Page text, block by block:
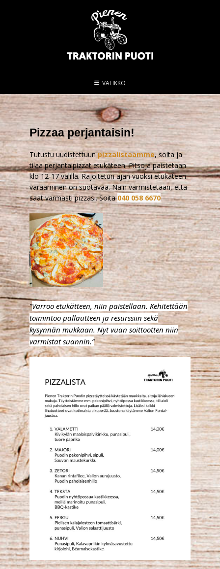
VALIKKO
Pizzaa perjantaisin!
Tutustu uudistettuunpizzalistaamme, soita ja
tilaa perjantaipizzat etukäteen. Pitsoja paistetaan
klo 12-17 välillä. Rajoitetun ajan vuoksi etukäteen
varaaminen on suotavaa. Näin varmistetaan, että
saat varmasti pizzasi.Soita040 058 6670
”Varroo etukätteen, niin paistellaan. Kehitettään
toimintoo pallautteen ja resurssiin sekä
kysynnän mukkaan. Nyt vuan soittootten niin
varmistat suannin.”